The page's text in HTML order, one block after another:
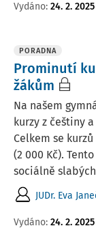
Vydáno: 24. 2. 2025
PORADNA
Prominutí
žákům
Na našem
kurzy z češtiny
Celkem se
(2 000 Kč).
sociálně
JUDr. Eva
Vydáno: 24. 2. 2025